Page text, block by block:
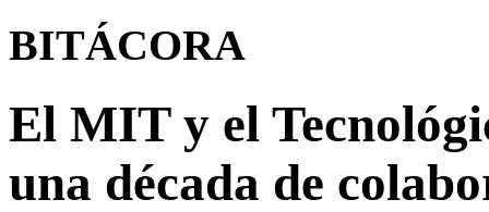
BITÁCORA
El MIT y el
una década de